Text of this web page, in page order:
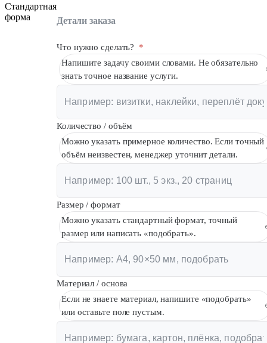
Стандартная
форма
Детали заказа
Что нужно сделать?
*
Напишите задачу своими словами. Не обязательно
знать точное название услуги.
Количество / объём
Можно указать примерное количество. Если точный
объём неизвестен, менеджер уточнит детали.
Размер / формат
Можно указать стандартный формат, точный
размер или написать «подобрать».
Материал / основа
Если не знаете материал, напишите «подобрать»
или оставьте поле пустым.